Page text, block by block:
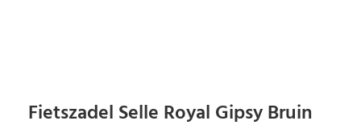
Fietszadel Selle Royal Gipsy Bruin